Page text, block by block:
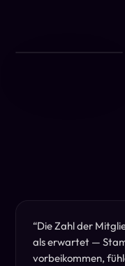
“Die Zahl der
als erwartet —
vorbeikommen,